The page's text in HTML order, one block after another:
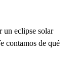
eclipse solar
contamos de qué